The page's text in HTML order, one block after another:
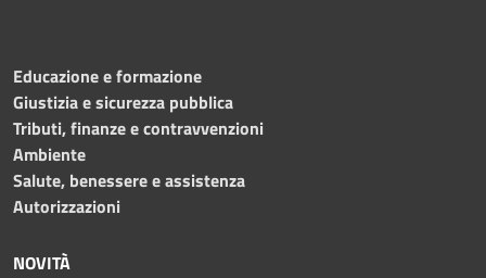
Educazione e formazione
Giustizia e sicurezza pubblica
Tributi, finanze e contravvenzioni
Ambiente
Salute, benessere e assistenza
Autorizzazioni
NOVITÀ